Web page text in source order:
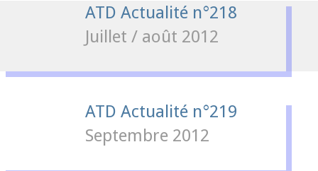
ATD Actualité n°218
Juillet / août 2012
ATD Actualité n°219
Septembre 2012